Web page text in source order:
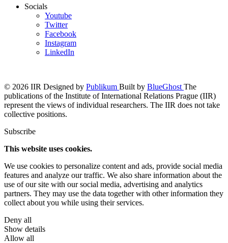
Socials
Youtube
Twitter
Facebook
Instagram
LinkedIn
© 2026 IIR Designed by Publikum Built by BlueGhost The
publications of the Institute of International Relations Prague (IIR)
represent the views of individual researchers. The IIR does not take
collective positions.
Subscribe
This website uses cookies.
We use cookies to personalize content and ads, provide social media
features and analyze our traffic. We also share information about the
use of our site with our social media, advertising and analytics
partners. They may use the data together with other information they
collect about you while using their services.
Deny all
Show details
Allow all